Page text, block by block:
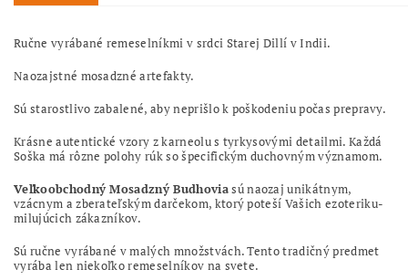
Ručne vyrábané remeselníkmi v srdci Starej Dillí v Indii.
Naozajstné mosadzné artefakty.
Sú starostlivo zabalené, aby neprišlo k poškodeniu počas prepravy.
Krásne autentické vzory z karneolu s tyrkysovými detailmi. Každá
Soška má rôzne polohy rúk so špecifickým duchovným významom.
Veľkoobchodný Mosadzný Budhoviasú naozaj unikátnym,
vzácnym a zberateľským darčekom, ktorý poteší Vašich ezoteriku-
milujúcich zákazníkov.
Sú ručne vyrábané v malých množstvách. Tento tradičný predmet
vyrába len niekoľko remeselníkov na svete.